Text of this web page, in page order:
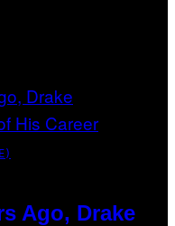
Ago, Drake